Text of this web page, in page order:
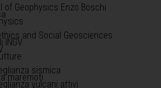
of Geophysics Enzo Boschi
and Social Geosciences
INGV
sismica
maremoti
vulcani attivi